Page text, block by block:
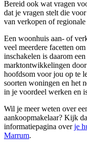
Bereid ook wat vragen
dat je vragen stelt die
van verkopen of regionale
Een woonhuis aan- of
veel meerdere facetten
inschakelen is daarom
marktontwikkelingen
hoofdsom voor jou op te
soorten woningen en het
in je voordeel werken en
Wil je meer weten over
aankoopmakelaar? Kijk
informatiepagina overje
Marrum.